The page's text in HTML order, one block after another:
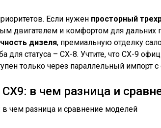
Если нужен просторный
двигателем и комфортом для дальних
дизеля, премиальную отделку
для статуса – CX-8. Учтите, что CX-9
только через параллельный импорт с
CX9: в чем разница и